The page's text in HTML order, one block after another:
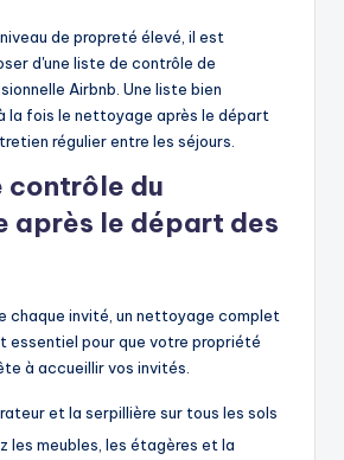
de propreté élevé, il est
d'une liste de contrôle de
Airbnb. Une liste bien
la fois le nettoyage après le départ
régulier entre les séjours.
contrôle du
après le départ des
chaque invité, un nettoyage complet
essentiel pour que votre propriété
à accueillir vos invités.
et la serpillière sur tous les sols
les meubles, les étagères et la